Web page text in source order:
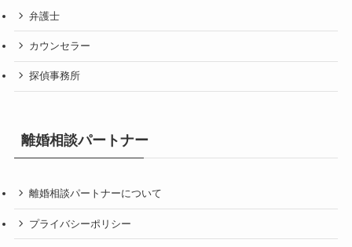
弁護士
カウンセラー
探偵事務所
離婚相談パートナー
離婚相談パートナーについて
プライバシーポリシー